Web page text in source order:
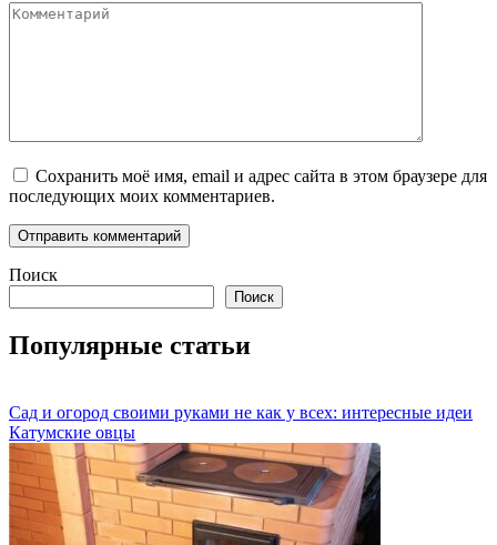
Комментарий
Сохранить моё имя, email и адрес сайта в этом браузере для
последующих моих комментариев.
Поиск
Поиск
Популярные статьи
Сад и огород своими руками не как у всех: интересные идеи
Катумские овцы